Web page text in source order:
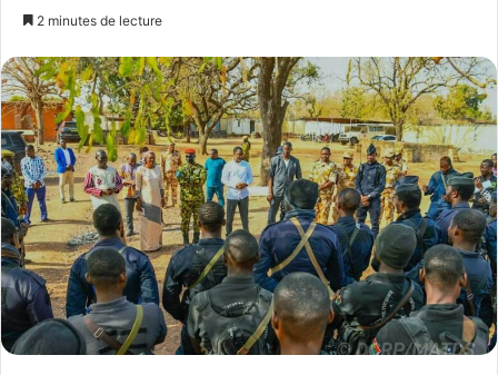
2 minutes de lecture